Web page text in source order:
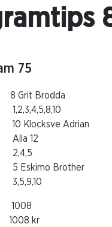
75
Brodda
Adrian
12
Brother
kr